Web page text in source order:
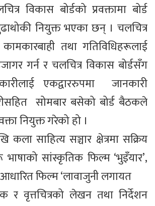
विकास बोर्डको प्रवक्तामा बोर्ड
नियुक्त भएका छन् । चलचित्र
तथा गतिविधिहरूलाई
गर्न र चलचित्र विकास बोर्डसँग
एकद्वाररुपमा जानकारी
सोमबार बसेको बोर्ड बैठकले
नियुक्त गरेको हो ।
कला साहित्य सञ्चार क्षेत्रमा सक्रिय
सांस्कृतिक फिल्म ‘भुइँयार’,
फिल्म ‘लावाजुनी लगायत
र वृत्तचित्रको लेखन तथा निर्देशन